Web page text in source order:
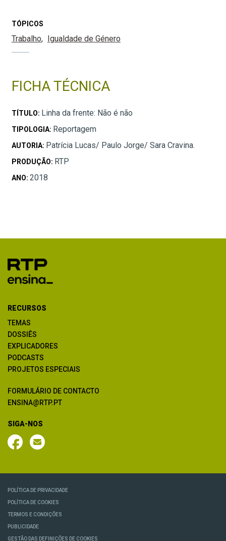
TÓPICOS
Trabalho Igualdade de Género
FICHA TÉCNICA
TÍTULO: Linha da frente: Não é não
TIPOLOGIA: Reportagem
AUTORIA: Patrícia Lucas/ Paulo Jorge/ Sara Cravina.
PRODUÇÃO: RTP
ANO: 2018
RECURSOS
TEMAS
DOSSIÊS
EXPLICADORES
PODCASTS
PROJETOS ESPECIAIS
FORMULÁRIO DE CONTACTO
ENSINA@RTP.PT
SIGA-NOS
POLÍTICA DE PRIVACIDADE
POLÍTICA DE COOKIES
TERMOS E CONDIÇÕES
PUBLICIDADE
GESTÃO DAS DEFINIÇÕES DE COOKIES